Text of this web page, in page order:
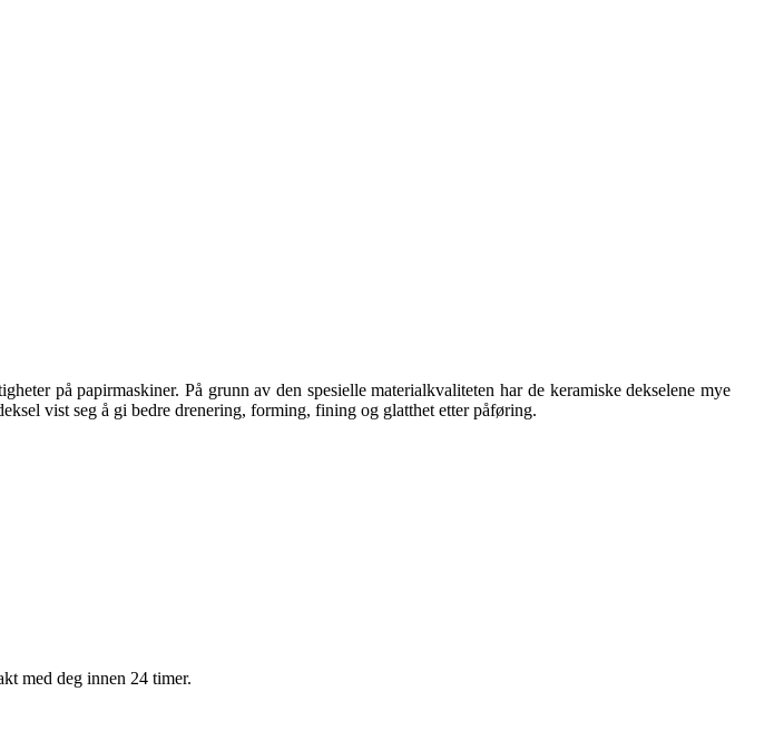
på papirmaskiner. På grunn av den spesielle materialkvaliteten har de keramiske dekselene mye
vist seg å gi bedre drenering, forming, fining og glatthet etter påføring.
med deg innen 24 timer.